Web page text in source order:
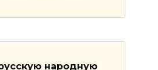
народную